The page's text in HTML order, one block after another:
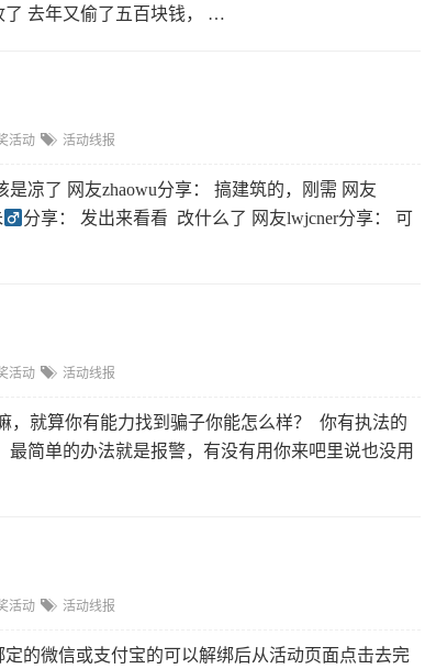
了 去年又偷了五百块钱， …
活动 活动线报
是凉了 网友zhaowu分享： 搞建筑的，刚需 网友
分享： 发出来看看 改什么了 网友lwjcner分享： 可
活动 活动线报
，就算你有能力找到骗子你能怎么样？ 你有执法的
简单的办法就是报警，有没有用你来吧里说也没用
活动 活动线报
的微信或支付宝的可以解绑后从活动页面点击去完